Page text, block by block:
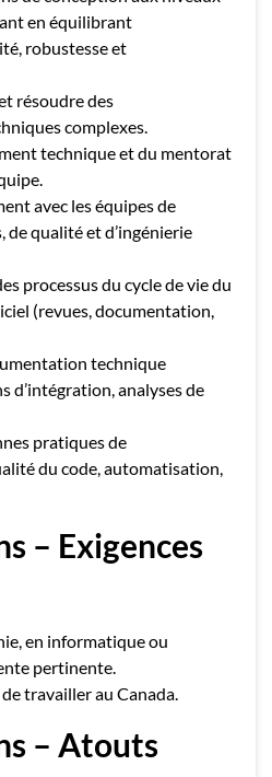
en équilibrant
robustesse et
résoudre des
complexes.
technique et du mentorat
avec les équipes de
de qualité et d’ingénierie
processus du cycle de vie du
(revues, documentation,
technique
d’intégration, analyses de
pratiques de
du code, automatisation,
– Exigences
en informatique ou
pertinente.
travailler au Canada.
– Atouts